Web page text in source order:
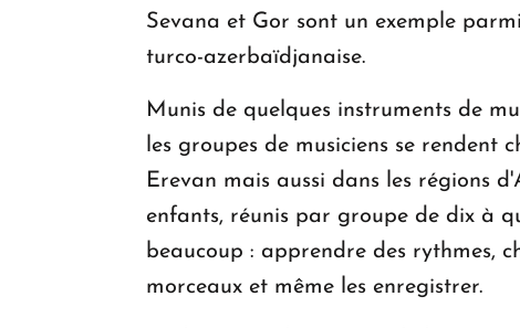
Sevana et Gor sont un exemple
turco-azerbaïdjanaise.
Munis de quelques instruments de
les groupes de musiciens se rendent
Erevan mais aussi dans les régions
enfants, réunis par groupe de dix à
beaucoup : apprendre des rythmes,
morceaux et même les enregistrer.